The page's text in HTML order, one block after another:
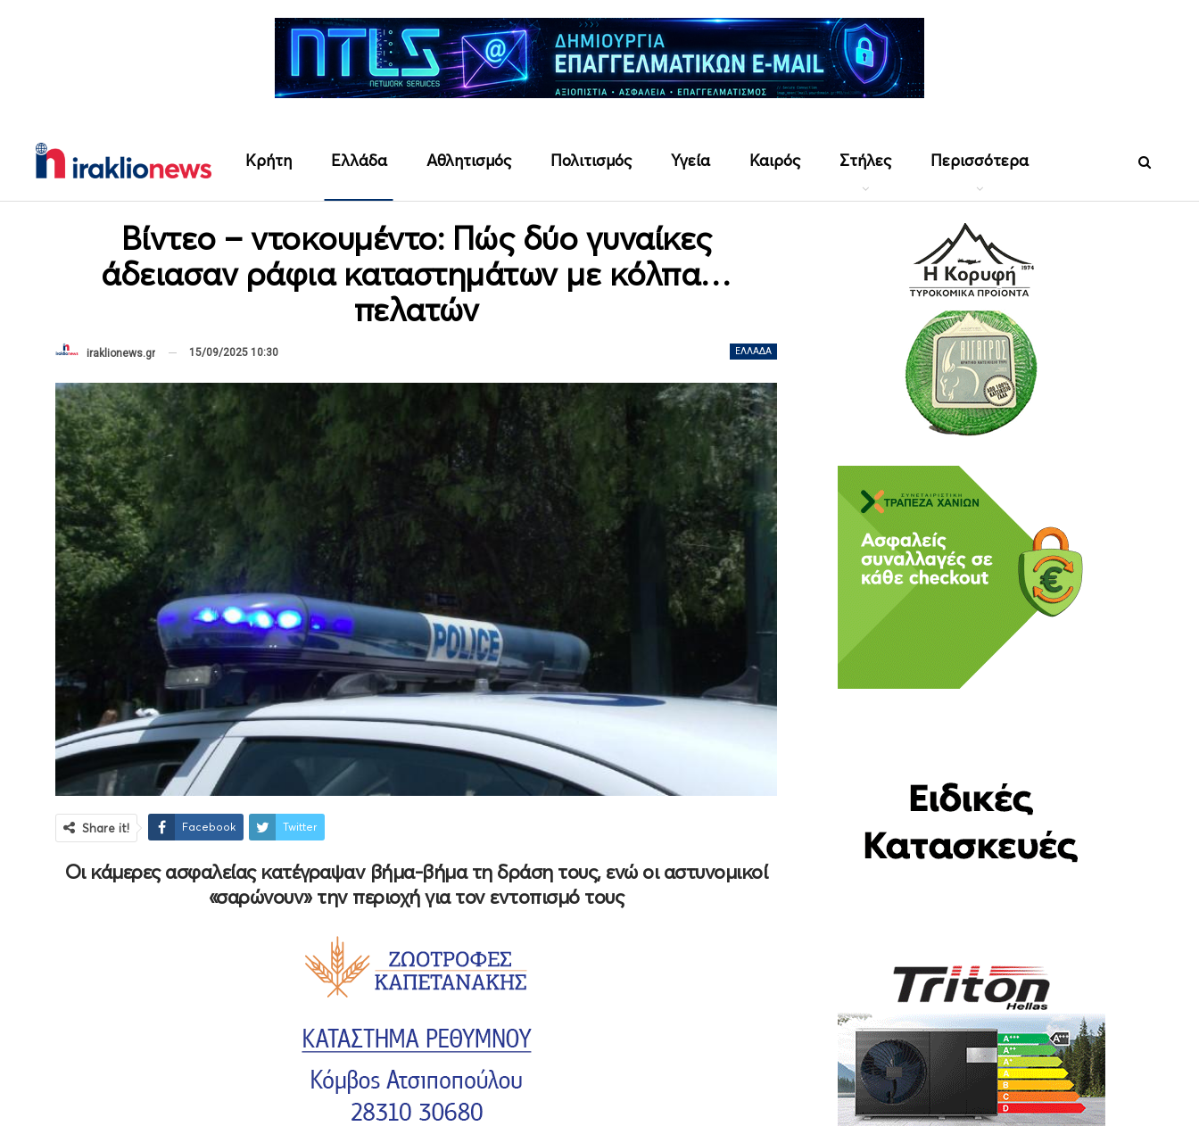
Κρήτη Ελλάδα Αθλητισμός Πολιτισμός Υγεία Καιρός Στήλες Περισσότερα
Βίντεο – ντοκουμέντο: Πώς δύο γυναίκες
άδειασαν ράφια καταστημάτων με κόλπα…
πελατών
ΕΛΛΆΔΑ
iraklionews.gr 15/09/2025 10:30
Share it! Facebook Twitter
Οι κάμερες ασφαλείας κατέγραψαν βήμα-βήμα τη δράση τους, ενώ οι αστυνομικοί
«σαρώνουν» την περιοχή για τον εντοπισμό τους